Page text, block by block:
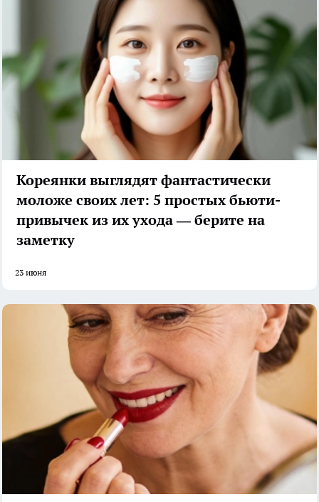
Кореянки выглядят фантастически
моложе своих лет: 5 простых бьюти-
привычек из их ухода — берите на
заметку
23 июня